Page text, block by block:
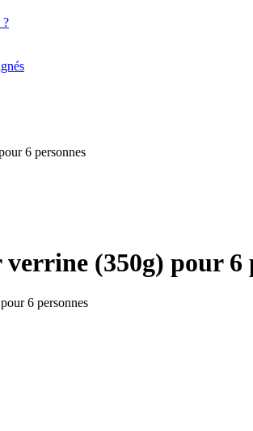
?
6 personnes
(350g) pour 6